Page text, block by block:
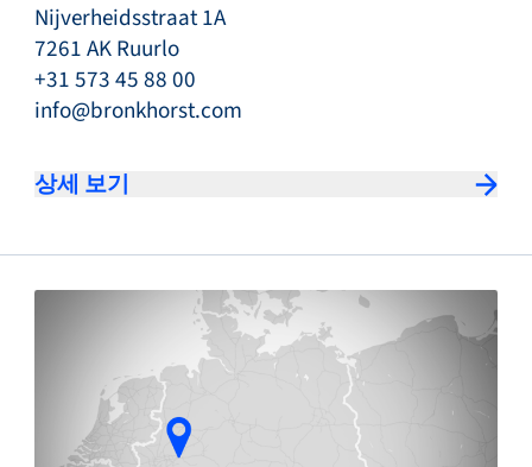
Nijverheidsstraat 1A
7261 AK Ruurlo
+31 573 45 88 00
info@bronkhorst.com
상세 보기